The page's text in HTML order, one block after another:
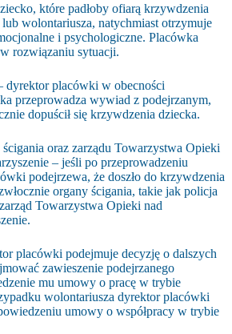
które padłoby ofiarą krzywdzenia
wolontariusza, natychmiast otrzymuje
i psychologiczne. Placówka
rozwiązaniu sytuacji.
dyrektor placówki w obecności
przeprowadza wywiad z podejrzanym,
dopuścił się krzywdzenia dziecka.
oraz zarządu Towarzystwa Opieki
– jeśli po przeprowadzeniu
podejrzewa, że doszło do krzywdzenia
organy ścigania, takie jak policja
Towarzystwa Opieki nad
placówki podejmuje decyzję o dalszych
zawieszenie podejrzanego
mu umowy o pracę w trybie
wolontariusza dyrektor placówki
umowy o współpracy w trybie